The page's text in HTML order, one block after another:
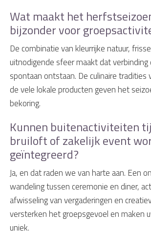
Wat maakt het
bijzonder voor
De combinatie van kleurrijke natuur,
uitnodigende sfeer maakt dat
spontaan ontstaan. De culinaire tradities
de vele lokale producten geven het
bekoring.
Kunnen buitenactiviteiten
bruiloft of zakelijk event
geïntegreerd?
Ja, en dat raden we van harte aan. Een
wandeling tussen ceremonie en diner,
afwisseling van vergaderingen en
versterken het groepsgevoel en maken
uniek.